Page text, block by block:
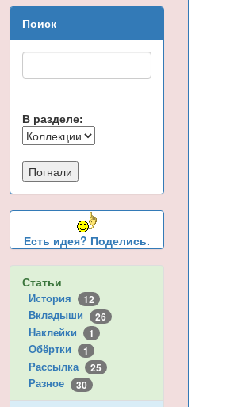
Поиск
В разделе:
Есть идея? Поделись.
Статьи
История 12
Вкладыши 26
Наклейки 1
Обёртки 1
Рассылка 25
Разное 30